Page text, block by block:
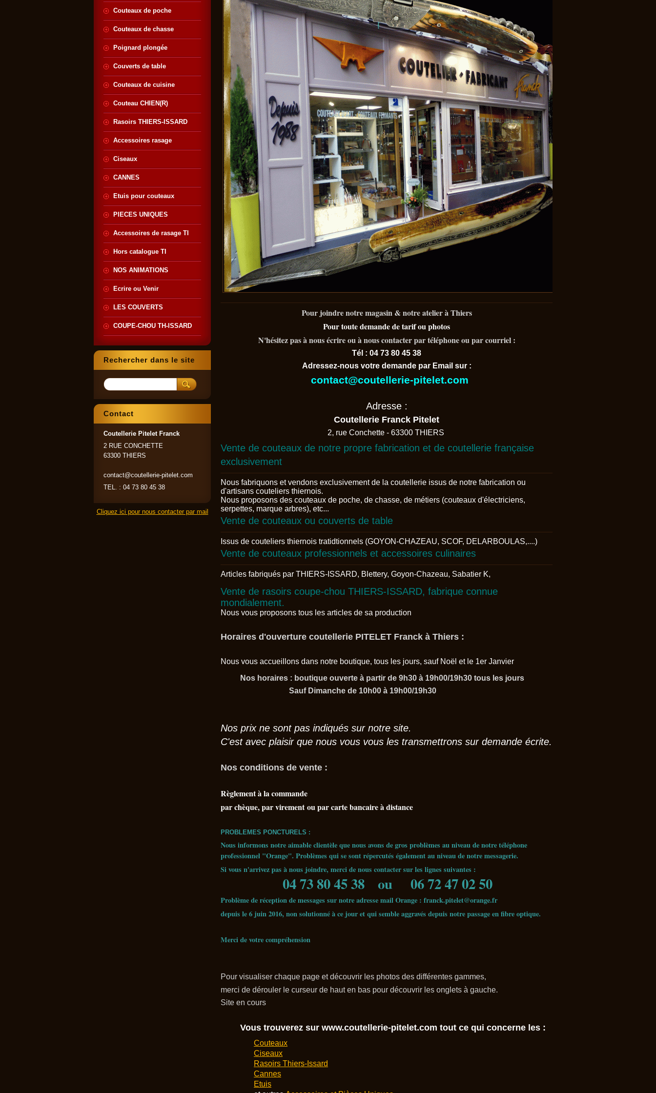
Pour joindre notre magasin & notre atelier à Thiers
Pour toute demande de tarif ou photos
N'hésitez pas à nous écrire ou à nous contacter par téléphone ou par courriel :
Tél : 04 73 80 45 38
Adressez-nous votre demande par Email sur :
contact@coutellerie-pitelet.com
Adresse :
Coutellerie Franck Pitelet
2, rue Conchette - 63300 THIERS
Vente de couteaux de notre propre fabrication et de coutellerie française
exclusivement
Nous fabriquons et vendons exclusivement de la coutellerie issus de notre fabrication ou
d'artisans couteliers thiernois.
Nous proposons des couteaux de poche, de chasse, de métiers (couteaux d'électriciens,
serpettes, marque arbres), etc...
Vente de couteaux ou couverts de table
Issus de couteliers thiernois tratidtionnels (GOYON-CHAZEAU, SCOF, DELARBOULAS,....)
Vente de couteaux professionnels et accessoires culinaires
Articles fabriqués par THIERS-ISSARD, Blettery, Goyon-Chazeau, Sabatier K,
Vente de rasoirs coupe-chou THIERS-ISSARD, fabrique connue
mondialement.
Nous vous proposons tous les articles de sa production
Horaires d'ouverture coutellerie PITELET Franck à Thiers :
Nous vous accueillons dans notre boutique, tous les jours, sauf Noël et le 1er Janvier
Nos horaires : boutique ouverte à partir de 9h30 à 19h00/19h30 tous les jours
Sauf Dimanche de 10h00 à 19h00/19h30
Nos prix ne sont pas indiqués sur notre site.
C'est avec plaisir que nous vous vous les transmettrons sur demande écrite.
Nos conditions de vente :
Règlement à la commande
par chèque, par virement ou par carte bancaire à distance
PROBLEMES PONCTURELS :
Nous informons notre aimable clientèle que nous avons de gros problèmes au niveau de notre téléphone
professionnel "Orange". Problèmes qui se sont répercutés également au niveau de notre messagerie.
Si vous n'arrivez pas à nous joindre, merci de nous contacter sur les lignes suivantes :
04 73 80 45 38 ou 06 72 47 02 50
Problème de réception de messages sur notre adresse mail Orange : franck.pitelet@orange.fr
depuis le 6 juin 2016, non solutionné à ce jour et qui semble aggravés depuis notre passage en fibre optique.
Merci de votre compréhension
Pour visualiser chaque page et découvrir les photos des différentes gammes,
merci de dérouler le curseur de haut en bas pour découvrir les onglets à gauche.
Site en cours
Vous trouverez sur www.coutellerie-pitelet.com tout ce qui concerne les :
Couteaux
Ciseaux
Rasoirs Thiers-Issard
Cannes
Etuis
Couteaux de poche
Couteaux de chasse
Poignard plongée
Couverts de table
Couteaux de cuisine
Couteau CHIEN(R)
Rasoirs THIERS-ISSARD
Accessoires rasage
Ciseaux
CANNES
Etuis pour couteaux
PIECES UNIQUES
Accessoires de rasage TI
Hors catalogue TI
NOS ANIMATIONS
Ecrire ou Venir
LES COUVERTS
COUPE-CHOU TH-ISSARD
Rechercher dans le site
Contact
Coutellerie Pitelet Franck
2 RUE CONCHETTE
63300 THIERS
contact@coutellerie-pitelet.com
TEL. : 04 73 80 45 38
Cliquez ici pour nous contacter par mail